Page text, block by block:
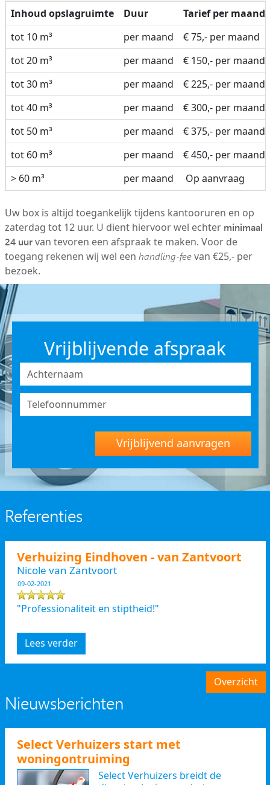
Inhoud opslagruimte Duur
Tarief per maand
tot 10 m³
per maand
€ 75,- per maand
tot 20 m³
per maand
€ 150,- per maand
tot 30 m³
per maand
€ 225,- per maand
tot 40 m³
per maand
€ 300,- per maand
tot 50 m³
per maand
€ 375,- per maand
tot 60 m³
per maand
€ 450,- per maand
> 60 m³
per maand Op aanvraag
Uw box is altijd toegankelijk tijdens kantooruren en op
zaterdag tot 12 uur. U dient hiervoor wel echter minimaal
24 uurvan tevoren een afspraak te maken. Voor de
toegang rekenen wij wel een handling-feevan €25,- per
bezoek.
Vrijblijvende afspraak
Vrijblijvend aanvragen
Referenties
Verhuizing Eindhoven - van Zantvoort
Nicole van Zantvoort
09-02-2021
"Professionaliteit en stiptheid!"
Lees verder
Overzicht
Nieuwsberichten
Select Verhuizers start met
woningontruiming
Select Verhuizers breidt de